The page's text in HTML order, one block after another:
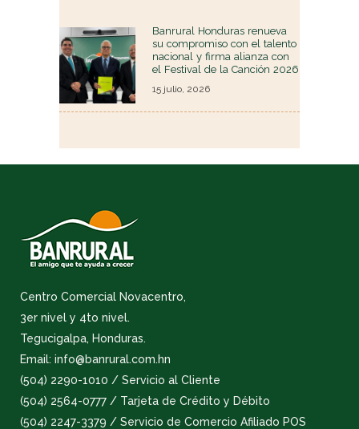
Banrural Honduras renueva
su compromiso con el talento
nacional y firma alianza con
el Festival de la Canción 2026
15 julio, 2026
Centro Comercial Novacentro,
3er nivel y 4to nivel.
Tegucigalpa, Honduras.
Email: info@banrural.com.hn
(504) 2290-1010 / Servicio al Cliente
(504) 2564-0777 / Tarjeta de Crédito y Débito
(504) 2247-3379 / Servicio de Comercio Afiliado POS